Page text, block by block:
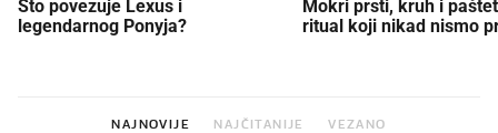
Što povezuje Lexus i
legendarnog Ponyja?
Mokri prsti, kruh i
ritual koji nikad nismo
NAJNOVIJE NAJČITANIJE VEZANO